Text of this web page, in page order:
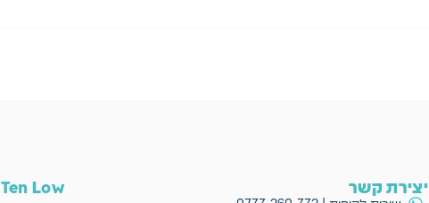
יצירת קשר Ten Low מבית קניון ליין בע"מ